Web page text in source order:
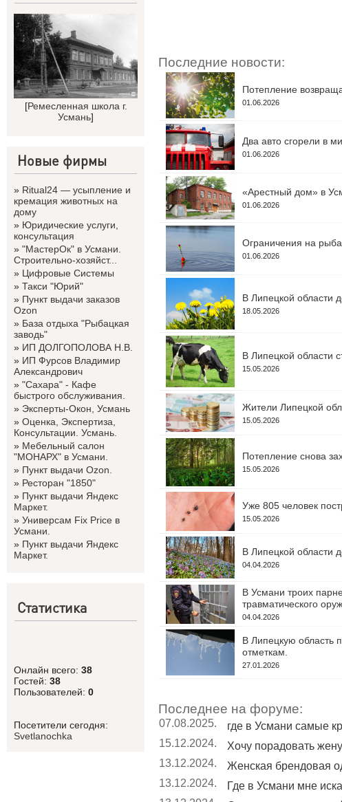
[Ремесленная школа г.
Усмань]
Новые фирмы
» Ritual24 — усыпление и
кремация животных на
дому
» Юридические услуги,
консультация
» "МастерОк" в Усмани.
Строительно-хозяйст...
» Цифровые Системы
» Такси "Юрий"
» Пункт выдачи заказов
Ozon
» База отдыха "Рыбацкая
заводь"
» ИП ДОЛГОПОЛОВА Н.В.
» ИП Фурсов Владимир
Александрович
» "Сахара" - Кафе
быстрого обслуживания.
» Эксперты-Окон, Усмань
» Оценка, Экспертиза,
Консультации. Усмань.
» Мебельный салон
"МОНАРХ" в Усмани.
» Пункт выдачи Ozon.
» Ресторан "1850"
» Пункт выдачи Яндекс
Маркет.
» Универсам Fix Price в
Усмани.
» Пункт выдачи Яндекс
Маркет.
Статистика
Онлайн всего: 38
Гостей: 38
Пользователей: 0
Посетители сегодня:
Svetlanоchka
Последние новости:
Потепление
01.06.2026
Два авто сгорели в
01.06.2026
«Арестный дом» в
01.06.2026
Ограничения на
01.06.2026
В Липецкой области
18.05.2026
В Липецкой области
15.05.2026
Жители Липецкой
15.05.2026
Потепление снова
15.05.2026
Уже 805 человек
15.05.2026
В Липецкой области
04.04.2026
В Усмани троих
травматического
04.04.2026
В Липецкую область
отметкам.
27.01.2026
Последнее на форуме:
07.08.2025.
где в Усмани самые
15.12.2024.
Хочу порадовать
13.12.2024.
Женская брендовая
13.12.2024.
Где в Усмани мне